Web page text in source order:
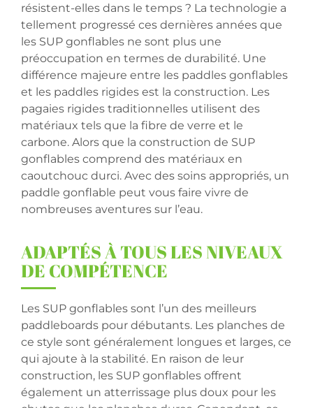
résistent-elles dans le temps ? La technologie a
tellement progressé ces dernières années que
les SUP gonflables ne sont plus une
préoccupation en termes de durabilité. Une
différence majeure entre les paddles gonflables
et les paddles rigides est la construction. Les
pagaies rigides traditionnelles utilisent des
matériaux tels que la fibre de verre et le
carbone. Alors que la construction de SUP
gonflables comprend des matériaux en
caoutchouc durci. Avec des soins appropriés, un
paddle gonflable peut vous faire vivre de
nombreuses aventures sur l’eau.
ADAPTÉSÀTOUS LES NIVEAUX
DE COMPÉTENCE
Les SUP gonflables sont l’un des meilleurs
paddleboards pour débutants. Les planches de
ce style sont généralement longues et larges, ce
qui ajoute à la stabilité. En raison de leur
construction, les SUP gonflables offrent
également un atterrissage plus doux pour les